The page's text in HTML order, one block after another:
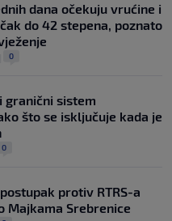
dana očekuju vrućine i
do 42 stepena, poznato
0
granični sistem
što se isključuje kada je
0
protiv RTRS-a
Majkama Srebrenice